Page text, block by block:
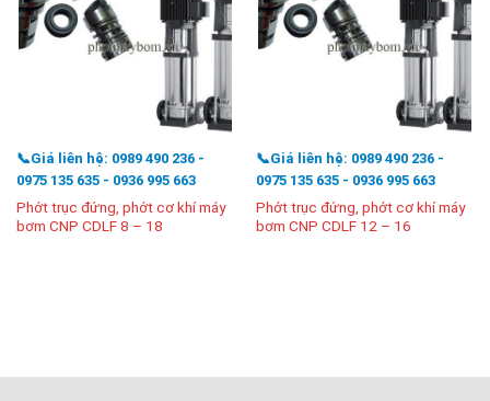
📞Giá liên hệ: 0989 490 236 -
0975 135 635 - 0936 995 663
Phớt trục đứng, phớt cơ khí máy
bơm CNP CDLF 8 – 18
📞Giá liên hệ: 0989 490 236 -
0975 135 635 - 0936 995 663
Phớt trục đứng, phớt cơ khí máy
bơm CNP CDLF 12 – 16